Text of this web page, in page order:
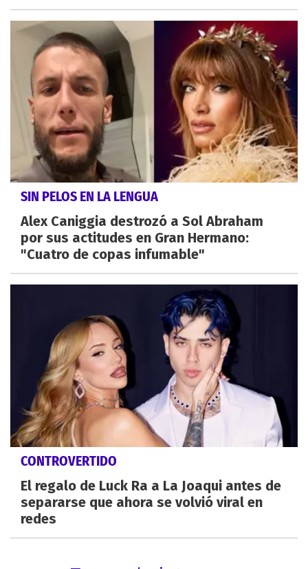
SIN PELOS EN LA LENGUA
Alex Caniggia destrozó a Sol Abraham
por sus actitudes en Gran Hermano:
"Cuatro de copas infumable"
CONTROVERTIDO
El regalo de Luck Ra a La Joaqui antes de
separarse que ahora se volvió viral en
redes